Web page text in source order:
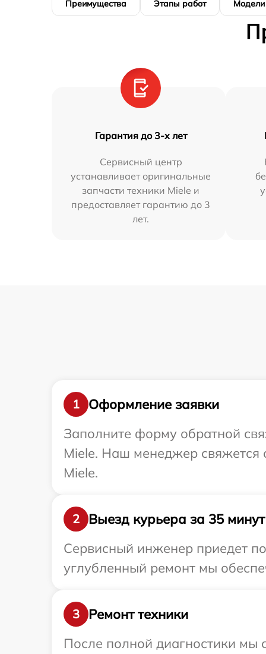
Преимущества Этапы работ Модели
Гарантия до 3-х лет
Сервисный центр
устанавливает оригинальные
запчасти техники Miele и
предоставляет гарантию до 3
лет.
1
Оформление заявки
Заполните форму обратной
Miele. Наш менеджер свяжется
Miele.
2
Выезд курьера за 35 минут
Сервисный инженер приедет
углубленный ремонт мы
3
Ремонт техники
После полной диагностики мы